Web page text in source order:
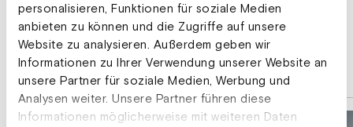
personalisieren, Funktionen für soziale Medien
anbieten zu können und die Zugriffe auf unsere
Website zu analysieren. Außerdem geben wir
Informationen zu Ihrer Verwendung unserer Website an
unsere Partner für soziale Medien, Werbung und
Analysen weiter. Unsere Partner führen diese
Informationen möglicherweise mit weiteren Daten
Highlights